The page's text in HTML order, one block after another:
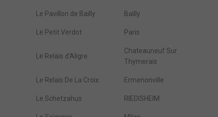
Le Pavillon de Bailly Bailly
Le Petit Verdot Paris
Le Relais d'Aligre
Chateauneuf Sur
Thymerais
Le Relais De La Croix Ermenonville
Le Schetzahus RIEDISHEIM